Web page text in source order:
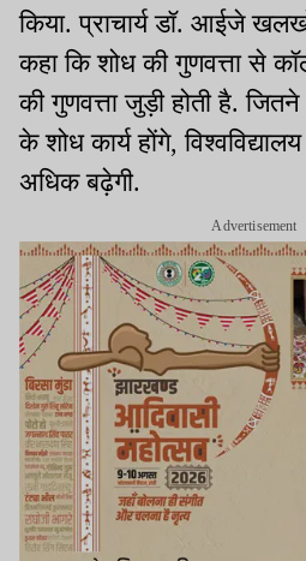
किया. प्राचार्य डॉ. आईजे
कहा कि शोध की गुणवत्ता से
की गुणवत्ता जुड़ी होती है.
के शोध कार्य होंगे,
अधिक बढ़ेगी.
Advertisement